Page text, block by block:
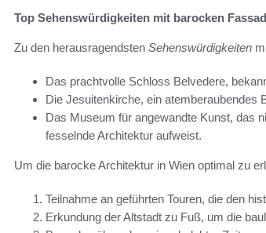
Top Sehenswürdigkeiten mit barocken
Zu den herausragendsten Sehenswürdigkeiten
Das prachtvolle Schloss Belvedere,
Die Jesuitenkirche, ein atemberaubendes
Das Museum für angewandte Kunst, das
fesselnde Architektur aufweist.
Um die barocke Architektur in Wien optimal zu
Teilnahme an geführten Touren, die den
Erkundung der Altstadt zu Fuß, um die